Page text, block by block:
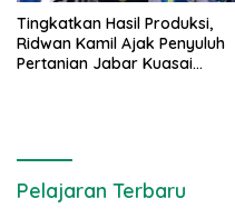
Tingkatkan Hasil Produksi,
Ridwan Kamil Ajak Penyuluh
Pertanian Jabar Kuasai
Pelajaran Terbaru